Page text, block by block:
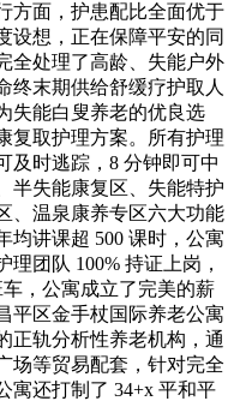
方面，护患配比全面优于
设想，正在保障平安的同
全处理了高龄、失能户外
终末期供给舒缓疗护取人
失能白叟养老的优良选
复取护理方案。所有护理
及时逃踪，8 分钟即可中
半失能康复区、失能特护
、温泉康养专区六大功能
均讲课超 500 课时，公寓
团队 100% 持证上岗，
，公寓成立了完美的薪
平区金手杖国际养老公寓
正轨分析性养老机构，通
场等贸易配套，针对完全
寓还打制了 34+x 平和平